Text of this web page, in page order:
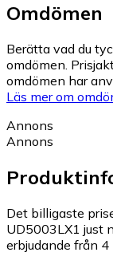
Omdömen
Berätta vad du
omdömen.
omdömen har
Läs mer om
Annons
Annons
Det billigaste
UD5003LX1 just
erbjudande från 4